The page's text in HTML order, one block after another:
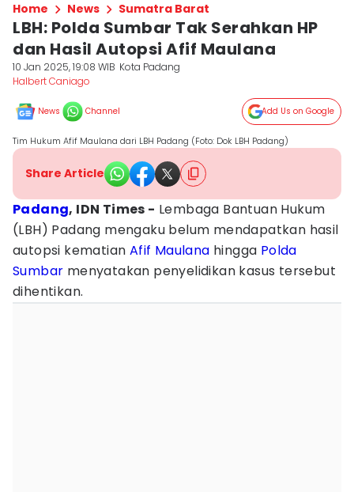
Home News Sumatra Barat
LBH: Polda Sumbar Tak Serahkan HP
dan Hasil Autopsi Afif Maulana
10 Jan 2025, 19:08 WIB Kota Padang
Halbert Caniago
News Channel Add Us on Google
Tim Hukum Afif Maulana dari LBH Padang (Foto: Dok LBH Padang)
Share Article
Padang, IDN Times - Lembaga Bantuan Hukum
(LBH) Padang mengaku belum mendapatkan hasil
autopsi kematian Afif Maulana hingga Polda
Sumbar menyatakan penyelidikan kasus tersebut
dihentikan.